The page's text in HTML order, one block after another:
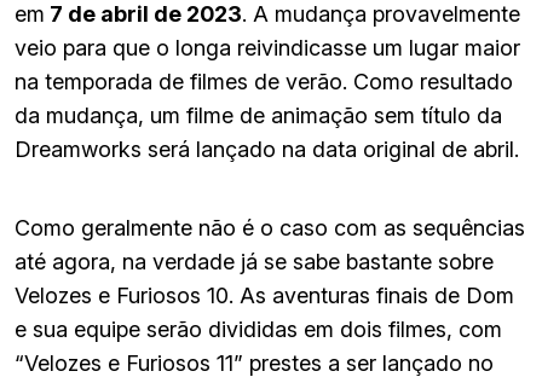
em 7 de abril de 2023. A mudança provavelmente
veio para que o longa reivindicasse um lugar maior
na temporada de filmes de verão. Como resultado
da mudança, um filme de animação sem título da
Dreamworks será lançado na data original de abril.
Como geralmente não é o caso com as sequências
até agora, na verdade já se sabe bastante sobre
Velozes e Furiosos 10. As aventuras finais de Dom
e sua equipe serão divididas em dois filmes, com
“Velozes e Furiosos 11” prestes a ser lançado no